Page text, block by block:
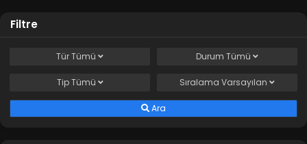
Filtre
TürTümü Durum Tümü
TipTümü Sıralama Varsayılan
Ara